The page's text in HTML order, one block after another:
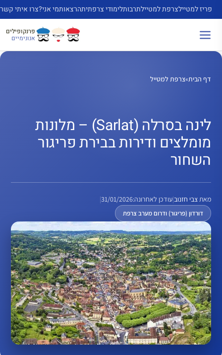
לדלג
לתוכן
פריז למטיילצרפת למטיילתרבותלימודי צרפתיתהרצאותמי אני?צרו איתי קשר
פרנקופילים
אנונימיים
דף הבית»צרפת למטייל
לינה בסרלה (Sarlat) – מלונות
מומלצים ודירות בבירת פריגור
השחור
מאתצבי חזנוב|עודכן לאחרונה:31/01/2026
|
דורדון (פריגור) ודרום מערב צרפת